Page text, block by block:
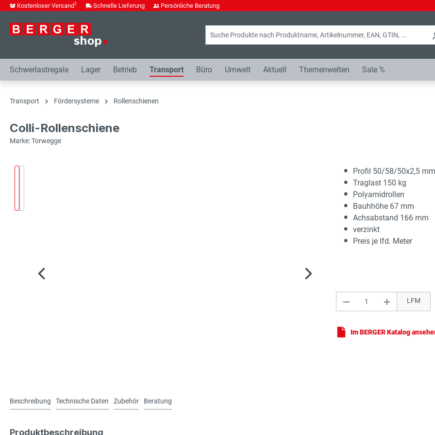
Zur Hauptnavigation springen
Kostenloser Versand1 Schnelle Lieferung Persönliche Beratung
Schwerlastregale Lager Betrieb Transport Büro Umwelt Aktuell Themenwelten Sale %
Transport Fördersysteme Rollenschienen
Colli-Rollenschiene
Marke: Torwegge
Profil 50/58/50x2,5 mm
Traglast 150 kg
Polyamidrollen
Bauhhöhe 67 mm
Achsabstand 166 mm
verzinkt
Preis je lfd. Meter
Produkt Anzahl:
LFM
Im BERGER Katalog
Beschreibung Technische Daten Zubehör Beratung
Produktbeschreibung